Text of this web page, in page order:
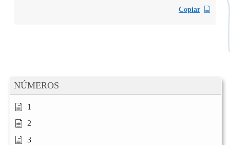
NÚMEROS
1
2
3
Copiar